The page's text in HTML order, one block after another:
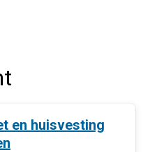
en huisvesting